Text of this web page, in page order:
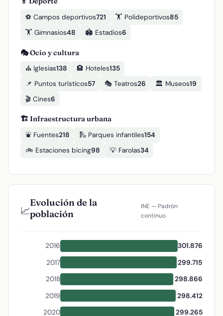
⚽ Campos deportivos721 🏋️ Polideportivos85
🏋️ Gimnasios48 🏟️ Estadios6
🎭 Ocio y cultura
⛪ Iglesias138 🏨 Hoteles135
📌 Puntos turísticos57 🎭 Teatros26 🏛️ Museos19
🎬 Cines6
🏗️ Infraestructura urbana
⛲ Fuentes218 🛝 Parques infantiles154
🚲 Estaciones bicing98 💡 Farolas34
📈
Evolución de la
población
INE — Padrón
continuo
2016
301.876
2017
299.715
2018
298.866
2019
298.412
2020
299.265